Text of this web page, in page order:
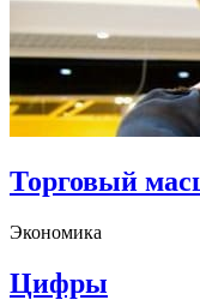
Торговый
Экономика
Цифры